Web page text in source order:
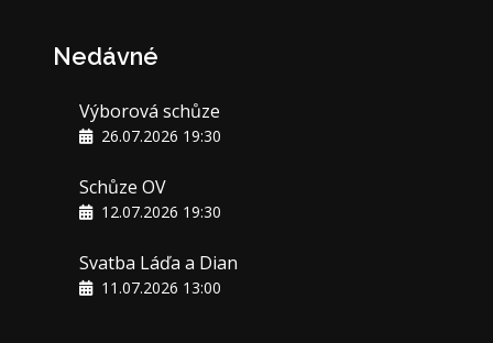
Nedávné
Výborová schůze
26.07.2026 19:30
Schůze OV
12.07.2026 19:30
Svatba Láďa a Dian
11.07.2026 13:00